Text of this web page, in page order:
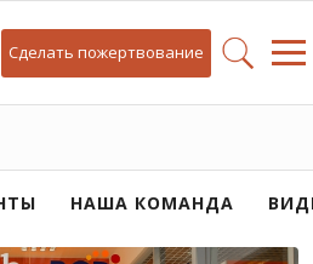
Сделать пожертвование
НАША КОМАНДА